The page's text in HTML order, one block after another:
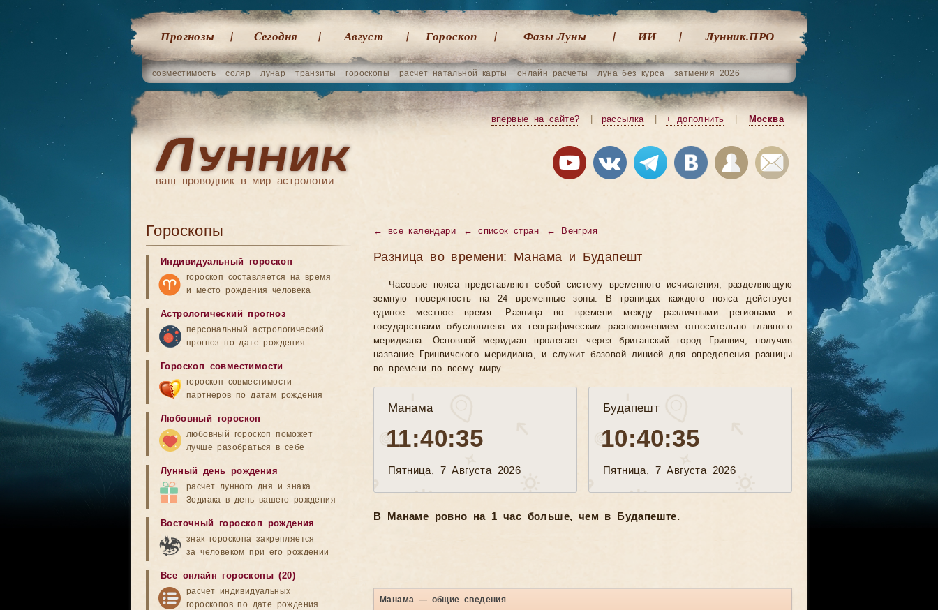
Прогнозы Cегодня Август Гороскоп Фазы Луны ИИ Лунник.ПРО
совместимость соляр лунар транзиты гороскопы расчет натальной карты онлайн расчеты луна без курса затмения 2026
ваш проводник в мир астрологии
впервые на сайте? рассылка + дополнить Москва
← все календари ←список стран ← Венгрия
Разница во времени: Манама и Будапешт
Часовые пояса представляют собой систему временного исчисления, разделяющую
земную поверхность на 24 временные зоны. В границах каждого пояса действует
единое местное время. Разница во времени между различными регионами и
государствами обусловлена их географическим расположением относительно главного
меридиана. Основной меридиан пролегает через британский город Гринвич, получив
название Гринвичского меридиана, и служит базовой линией для определения разницы
во времени по всему миру.
Манама
11:40:37
Пятница, 7 Августа 2026
Будапешт
10:40:37
Пятница, 7 Августа 2026
В Манаме ровно на 1 час больше, чем в Будапеште.
Манама — общие сведения
Гороскопы
Индивидуальный гороскоп
гороскоп составляется на время
и место рождения человека
Астрологический прогноз
персональный астрологический
прогноз по дате рождения
Гороскоп совместимости
гороскоп совместимости
партнеров по датам рождения
Любовный гороскоп
любовный гороскоп поможет
лучше разобраться в себе
Лунный день рождения
расчет лунного дня и знака
Зодиака в день вашего рождения
Восточный гороскоп рождения
знак гороскопа закрепляется
за человеком при его рождении
Все онлайн гороскопы (20)
расчет индивидуальных
гороскопов по дате рождения